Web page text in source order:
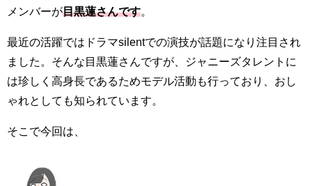
メンバーが目黒蓮さんです。
最近の活躍ではドラマsilentでの演技が話題になり注目され
ました。そんな目黒蓮さんですが、ジャニーズタレントに
は珍しく高身長であるためモデル活動も行っており、おし
ゃれとしても知られています。
そこで今回は、